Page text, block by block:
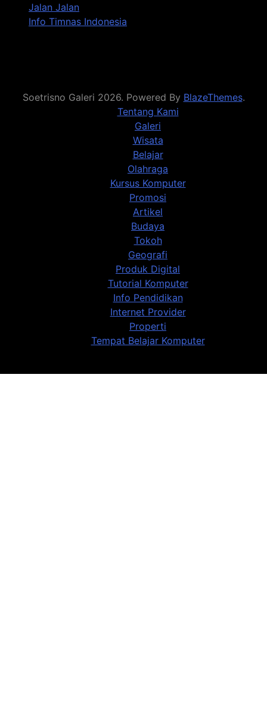
Jalan Jalan
Info Timnas Indonesia
Soetrisno Galeri 2026. Powered By BlazeThemes.
Tentang Kami
Galeri
Wisata
Belajar
Olahraga
Kursus Komputer
Promosi
Artikel
Budaya
Tokoh
Geografi
Produk Digital
Tutorial Komputer
Info Pendidikan
Internet Provider
Properti
Tempat Belajar Komputer